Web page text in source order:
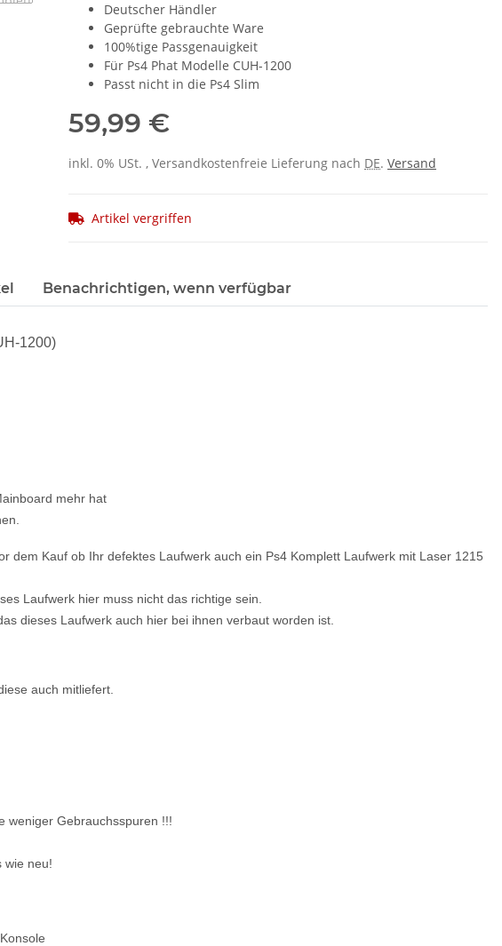
Deutscher Händler
Geprüfte gebrauchte Ware
100%tige Passgenauigkeit
Für Ps4 Phat Modelle CUH-1200
Passt nicht in die Ps4 Slim
59,99 €
inkl. 0% USt. , Versandkostenfreie Lieferung nach DE. Versand
Artikel vergriffen
Benachrichtigen, wenn verfügbar
1200)
mehr hat
dem Kauf ob Ihr defektes Laufwerk auch ein Ps4 Komplett Laufwerk mit Laser 1215
Laufwerk hier muss nicht das richtige sein.
dieses Laufwerk auch hier bei ihnen verbaut worden ist.
auch mitliefert.
weniger Gebrauchsspuren !!!
wie neu!